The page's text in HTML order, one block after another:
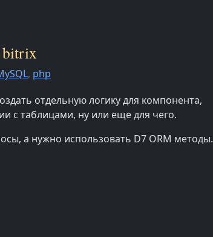
bitrix
, php
отдельную логику для компонента,
с таблицами, ну или еще для чего.
а нужно использовать D7 ORM методы.